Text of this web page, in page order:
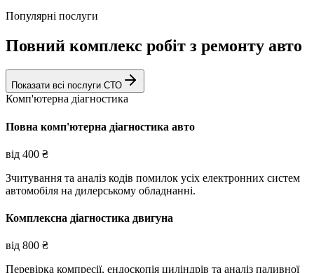
Популярні послуги
Повний комплекс робіт з ремонту авто
Показати всі послуги СТО
Комп'ютерна діагностика
Повна комп'ютерна діагностика авто
від 400 ₴
Зчитування та аналіз кодів помилок усіх електронних систем
автомобіля на дилерському обладнанні.
Комплексна діагностика двигуна
від 800 ₴
Перевірка компресії, ендоскопія циліндрів та аналіз паливної